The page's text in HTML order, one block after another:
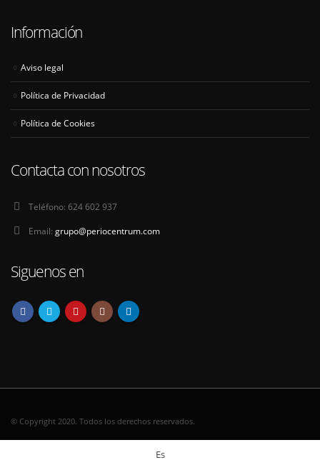
Información
Aviso legal
Política de Privacidad
Política de Cookies
Contacta con nosotros
Teléfono: 624 602 937
Email: grupo@periocentrum.com
Siguenos en
© Copyright 2020. Todos los derechos reservados.
Es